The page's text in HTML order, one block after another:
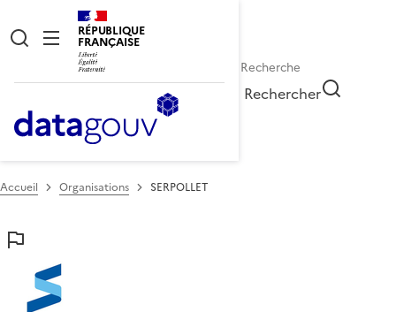
RÉPUBLIQUE
FRANÇAISE
Rechercher
Accueil Organisations SERPOLLET